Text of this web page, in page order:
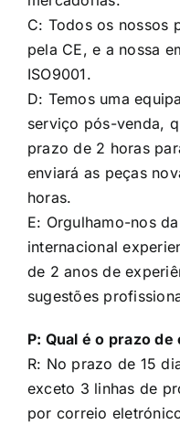
pela CE, e a nossa
ISO9001.
D: Temos uma
serviço pós-venda,
prazo de 2 horas
enviará as peças
horas.
E: Orgulhamo-nos
internacional
de 2 anos de
sugestões
R: No prazo de 15
exceto 3 linhas de
por correio
no prazo máximo de